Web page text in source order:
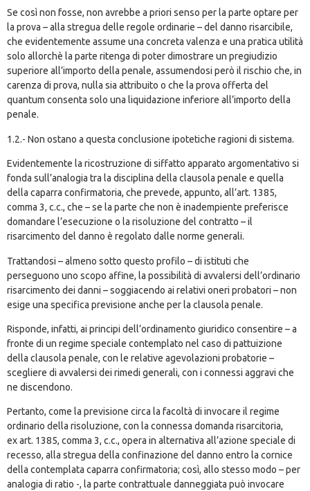
Se così non fosse, non avrebbe a priori senso per la parte optare per
la prova – alla stregua delle regole ordinarie – del danno risarcibile,
che evidentemente assume una concreta valenza e una pratica utilità
solo allorchè la parte ritenga di poter dimostrare un pregiudizio
superiore all’importo della penale, assumendosi però il rischio che, in
carenza di prova, nulla sia attribuito o che la prova offerta del
quantum consenta solo una liquidazione inferiore all’importo della
penale.
1.2.- Non ostano a questa conclusione ipotetiche ragioni di sistema.
Evidentemente la ricostruzione di siffatto apparato argomentativo si
fonda sull’analogia tra la disciplina della clausola penale e quella
della caparra confirmatoria, che prevede, appunto, all’art. 1385,
comma 3, c.c., che – se la parte che non è inadempiente preferisce
domandare l’esecuzione o la risoluzione del contratto – il
risarcimento del danno è regolato dalle norme generali.
Trattandosi – almeno sotto questo profilo – di istituti che
perseguono uno scopo affine, la possibilità di avvalersi dell’ordinario
risarcimento dei danni – soggiacendo ai relativi oneri probatori – non
esige una specifica previsione anche per la clausola penale.
Risponde, infatti, ai principi dell’ordinamento giuridico consentire – a
fronte di un regime speciale contemplato nel caso di pattuizione
della clausola penale, con le relative agevolazioni probatorie –
scegliere di avvalersi dei rimedi generali, con i connessi aggravi che
ne discendono.
Pertanto, come la previsione circa la facoltà di invocare il regime
ordinario della risoluzione, con la connessa domanda risarcitoria,
exart. 1385, comma 3, c.c., opera in alternativa all’azione speciale di
recesso, alla stregua della confinazione del danno entro la cornice
della contemplata caparra confirmatoria; così, allo stesso modo – per
analogia di ratio -, la parte contrattuale danneggiata può invocare